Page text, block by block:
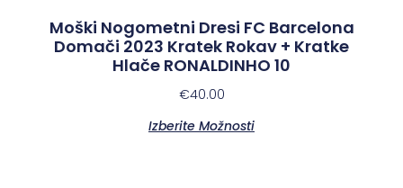
Moški Nogometni Dresi FC Barcelona
Domači 2023 Kratek Rokav + Kratke
Hlače RONALDINHO 10
€40.00
Izberite Možnosti